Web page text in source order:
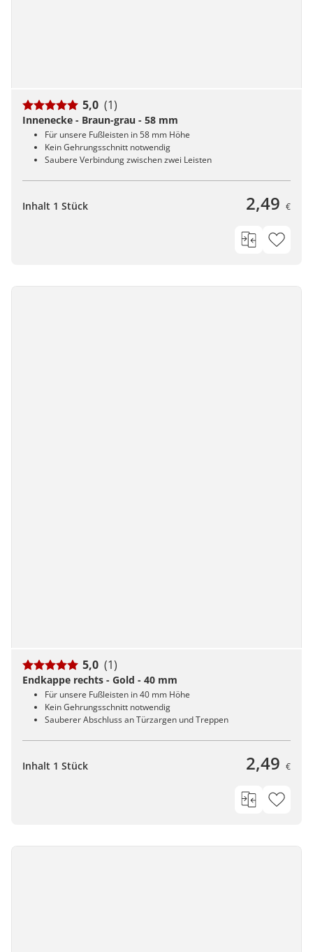
5,0 (1)
Innenecke - Braun-grau - 58 mm
Für unsere Fußleisten in 58 mm Höhe
Kein Gehrungsschnitt notwendig
Saubere Verbindung zwischen zwei Leisten
Inhalt 1 Stück 2,49 €
5,0 (1)
Endkappe rechts - Gold - 40 mm
Für unsere Fußleisten in 40 mm Höhe
Kein Gehrungsschnitt notwendig
Sauberer Abschluss an Türzargen und Treppen
Inhalt 1 Stück 2,49 €